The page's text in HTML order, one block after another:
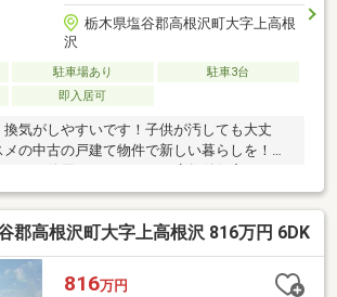
栃木県塩谷郡高根沢町大字上高根
沢
駐車場あり
駐車3台
即入居可
換気がしやすいです！子供が汚しても大丈
の中古の戸建て物件で新しい暮らしを！住
や防犯になり、女性の方でも安心して過ご
沢山の靴が入るようになっているので収納
自然を感じられる緑豊かな住宅地で、静かな
きます！価格は高いですが、その分設備は
郡高根沢町大字上高根沢 816万円 6DK
816万円